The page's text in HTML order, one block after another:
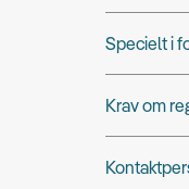
Specielt i
Krav om